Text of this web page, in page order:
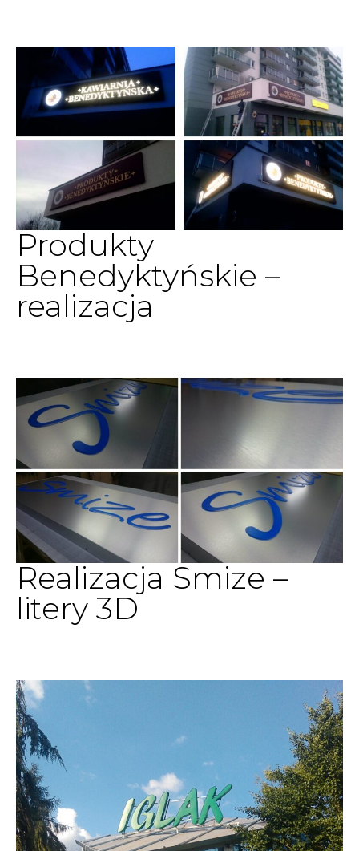
Produkty
Benedyktyńskie –
realizacja
Realizacja Smize –
litery 3D